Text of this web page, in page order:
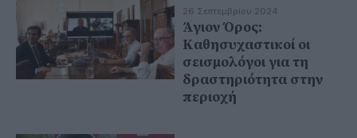
26 Σεπτεμβρίου 2024
Άγιον Όρος:
Καθησυχαστικοί οι
σεισμολόγοι για τη
δραστηριότητα στην
περιοχή